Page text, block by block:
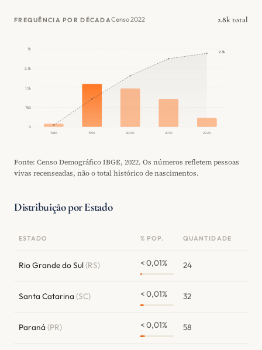
FREQUÊNCIA POR DÉCADACenso 2022 2.8k total
0
750
1.5k
2.3k
3k
1980 1990 2000 2010 2020
2.8k
Fonte: Censo Demográfico IBGE, 2022. Os números refletem pessoas
vivas recenseadas, não o total histórico de nascimentos.
Distribuição por Estado
ESTADO % POP. QUANTIDADE
Rio Grande do Sul(RS) < 0,01% 24
Santa Catarina (SC) < 0,01% 32
Paraná (PR) < 0,01% 58